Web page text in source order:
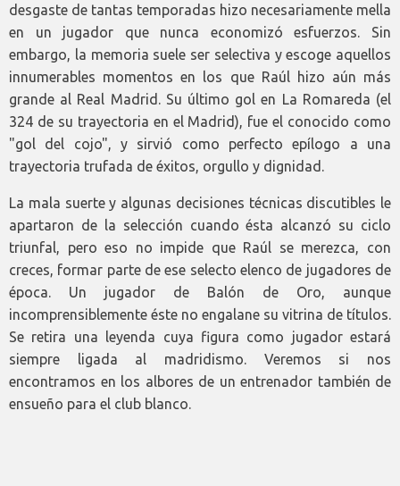
desgaste de tantas temporadas hizo necesariamente mella
en un jugador que nunca economizó esfuerzos. Sin
embargo, la memoria suele ser selectiva y escoge aquellos
innumerables momentos en los que Raúl hizo aún más
grande al Real Madrid. Su último gol en La Romareda (el
324 de su trayectoria en el Madrid), fue el conocido como
"gol del cojo", y sirvió como perfecto epílogo a una
trayectoria trufada de éxitos, orgullo y dignidad.
La mala suerte y algunas decisiones técnicas discutibles le
apartaron de la selección cuando ésta alcanzó su ciclo
triunfal, pero eso no impide que Raúl se merezca, con
creces, formar parte de ese selecto elenco de jugadores de
época. Un jugador de Balón de Oro, aunque
incomprensiblemente éste no engalane su vitrina de títulos.
Se retira una leyenda cuya figura como jugador estará
siempre ligada al madridismo. Veremos si nos
encontramos en los albores de un entrenador también de
ensueño para el club blanco.